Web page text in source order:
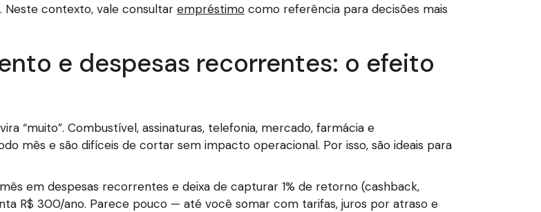
contexto, vale consultar empréstimo como referência para decisões mais
e despesas recorrentes: o efeito
“muito”. Combustível, assinaturas, telefonia, mercado, farmácia e
mês e são difíceis de cortar sem impacto operacional. Por isso, são ideais para
em despesas recorrentes e deixa de capturar 1% de retorno (cashback,
R$ 300/ano. Parece pouco — até você somar com tarifas, juros por atraso e